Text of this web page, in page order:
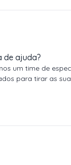
de ajuda?
um time de
para tirar as